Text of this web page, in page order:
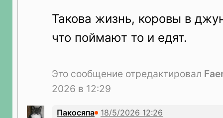
Такова жизнь, коровы в
что поймают то и едят.
Это сообщение отредактировал
2026 в 12:29
Пакосяпа